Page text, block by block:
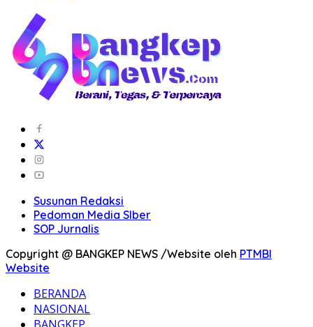
Susunan Redaksi
Pedoman Media SIber
SOP Jurnalis
Copyright @ BANGKEP NEWS /Website oleh PTMBI
Website
BERANDA
NASIONAL